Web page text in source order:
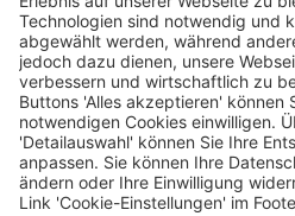
Unternehmen der sog. ersten
erweiterte
pflichten innerhalb der ESRS für
und 2026 zu entlasten. Neben
und deren Anhang wurde eine
veröffentlicht. Die Delegierte